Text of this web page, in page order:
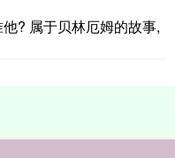
? 属于贝林厄姆的故事,